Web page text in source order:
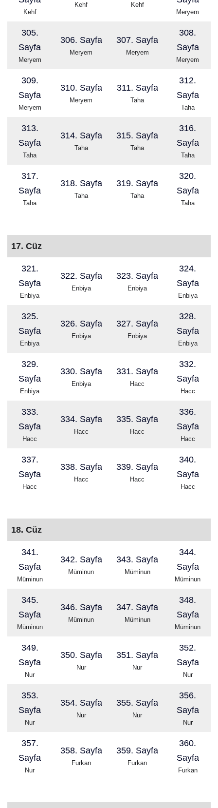
Kehf
Kehf Kehf
Meryem
305.
Sayfa
Meryem
306. Sayfa
Meryem
307. Sayfa
Meryem
308.
Sayfa
Meryem
309.
Sayfa
Meryem
310. Sayfa
Meryem
311. Sayfa
Taha
312.
Sayfa
Taha
313.
Sayfa
Taha
314. Sayfa
Taha
315. Sayfa
Taha
316.
Sayfa
Taha
317.
Sayfa
Taha
318. Sayfa
Taha
319. Sayfa
Taha
320.
Sayfa
Taha
17. Cüz
321.
Sayfa
Enbiya
322. Sayfa
Enbiya
323. Sayfa
Enbiya
324.
Sayfa
Enbiya
325.
Sayfa
Enbiya
326. Sayfa
Enbiya
327. Sayfa
Enbiya
328.
Sayfa
Enbiya
329.
Sayfa
Enbiya
330. Sayfa
Enbiya
331. Sayfa
Hacc
332.
Sayfa
Hacc
333.
Sayfa
Hacc
334. Sayfa
Hacc
335. Sayfa
Hacc
336.
Sayfa
Hacc
337.
Sayfa
Hacc
338. Sayfa
Hacc
339. Sayfa
Hacc
340.
Sayfa
Hacc
18. Cüz
341.
Sayfa
Müminun
342. Sayfa
Müminun
343. Sayfa
Müminun
344.
Sayfa
Müminun
345.
Sayfa
Müminun
346. Sayfa
Müminun
347. Sayfa
Müminun
348.
Sayfa
Müminun
349.
Sayfa
Nur
350. Sayfa
Nur
351. Sayfa
Nur
352.
Sayfa
Nur
353.
Sayfa
Nur
354. Sayfa
Nur
355. Sayfa
Nur
356.
Sayfa
Nur
357.
Sayfa
Nur
358. Sayfa
Furkan
359. Sayfa
Furkan
360.
Sayfa
Furkan